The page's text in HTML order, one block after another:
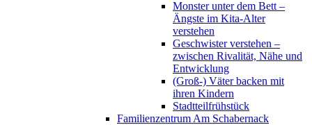
Monster unter dem Bett –
Ängste im Kita-Alter
verstehen
Geschwister verstehen –
zwischen Rivalität, Nähe und
Entwicklung
(Groß-) Väter backen mit
ihren Kindern
Stadtteilfrühstück
Familienzentrum Am Schabernack